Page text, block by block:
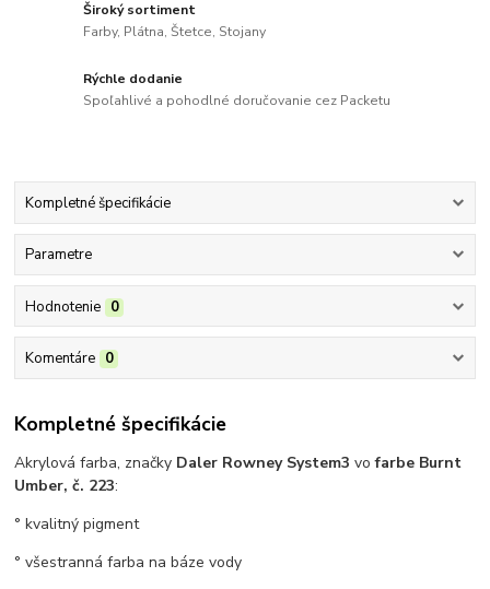
Široký sortiment
Farby, Plátna, Štetce, Stojany
Rýchle dodanie
Spoľahlivé a pohodlné doručovanie cez Packetu
Kompletné špecifikácie
Parametre
Hodnotenie 0
Komentáre 0
Kompletné špecifikácie
Akrylová farba, značky Daler Rowney System3 vofarbe Burnt
Umber, č. 223:
° kvalitný pigment
° všestranná farba na báze vody